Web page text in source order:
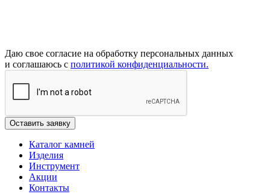
Даю свое согласие на обработку персональных данных
и соглашаюсь с политикой конфиденциальности.
Каталог камней
Изделия
Инструмент
Акции
Контакты